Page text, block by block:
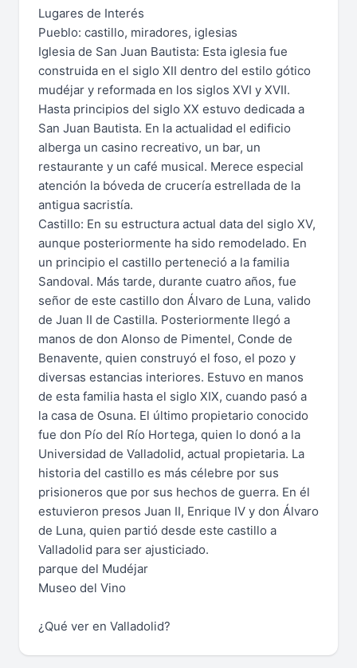
Lugares de Interés
Pueblo: castillo, miradores, iglesias
Iglesia de San Juan Bautista: Esta iglesia fue
construida en el siglo XII dentro del estilo gótico
mudéjar y reformada en los siglos XVI y XVII.
Hasta principios del siglo XX estuvo dedicada a
San Juan Bautista. En la actualidad el edificio
alberga un casino recreativo, un bar, un
restaurante y un café musical. Merece especial
atención la bóveda de crucería estrellada de la
antigua sacristía.
Castillo: En su estructura actual data del siglo XV,
aunque posteriormente ha sido remodelado. En
un principio el castillo perteneció a la familia
Sandoval. Más tarde, durante cuatro años, fue
señor de este castillo don Álvaro de Luna, valido
de Juan II de Castilla. Posteriormente llegó a
manos de don Alonso de Pimentel, Conde de
Benavente, quien construyó el foso, el pozo y
diversas estancias interiores. Estuvo en manos
de esta familia hasta el siglo XIX, cuando pasó a
la casa de Osuna. El último propietario conocido
fue don Pío del Río Hortega, quien lo donó a la
Universidad de Valladolid, actual propietaria. La
historia del castillo es más célebre por sus
prisioneros que por sus hechos de guerra. En él
estuvieron presos Juan II, Enrique IV y don Álvaro
de Luna, quien partió desde este castillo a
Valladolid para ser ajusticiado.
parque del Mudéjar
Museo del Vino
¿Qué ver en Valladolid?